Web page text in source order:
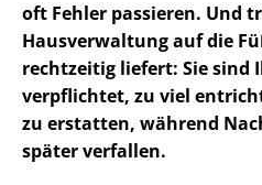
oft Fehler passieren. Und
Hausverwaltung auf die
rechtzeitig liefert: Sie sind
verpflichtet, zu viel
zu erstatten, während
später verfallen.